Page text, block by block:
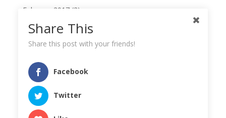
February 2017(2)
October 2016 (4)
March 2016
October 2014(1)
August 2014
June 2014 (2)
Share This
Share this post with your friends!
Facebook
Twitter